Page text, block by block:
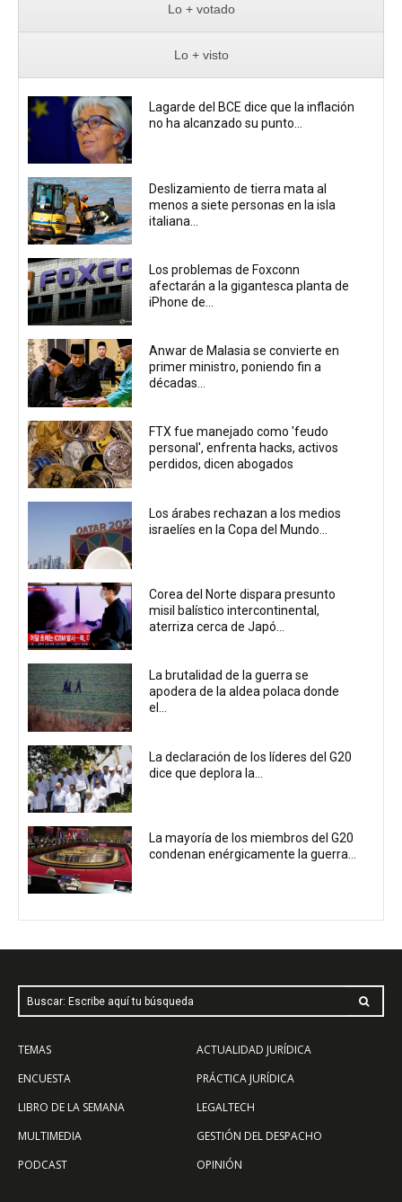
Lo + votado
Lo + visto
Lagarde del BCE dice que la inflación
no ha alcanzado su punto...
Deslizamiento de tierra mata al
menos a siete personas en la isla
italiana...
Los problemas de Foxconn
afectarán a la gigantesca planta de
iPhone de...
Anwar de Malasia se convierte en
primer ministro, poniendo fin a
décadas...
FTX fue manejado como 'feudo
personal', enfrenta hacks, activos
perdidos, dicen abogados
Los árabes rechazan a los medios
israelíes en la Copa del Mundo...
Corea del Norte dispara presunto
misil balístico intercontinental,
aterriza cerca de Japó...
La brutalidad de la guerra se
apodera de la aldea polaca donde
el...
La declaración de los líderes del G20
dice que deplora la...
La mayoría de los miembros del G20
condenan enérgicamente la guerra...
Buscar: Escribe aquí tu búsqueda
TEMAS
ENCUESTA
LIBRO DE LA SEMANA
MULTIMEDIA
PODCAST
ACTUALIDAD JURÍDICA
PRÁCTICA JURÍDICA
LEGALTECH
GESTIÓN DEL DESPACHO
OPINIÓN